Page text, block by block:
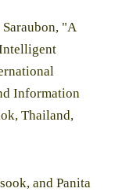
"A
Information
Thailand,
and Panita